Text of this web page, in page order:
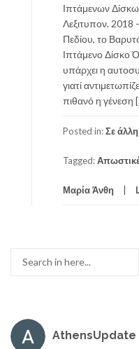
Ιπτάμενων
Λεξιτυπον.
Πεδίου, το
Ιπτάμενο Δίσκο
υπάρχει η
γιατί
πιθανό η γένεση
Posted in:Σε
Tagged:
Μαρία Άνθη
AthensUpdate